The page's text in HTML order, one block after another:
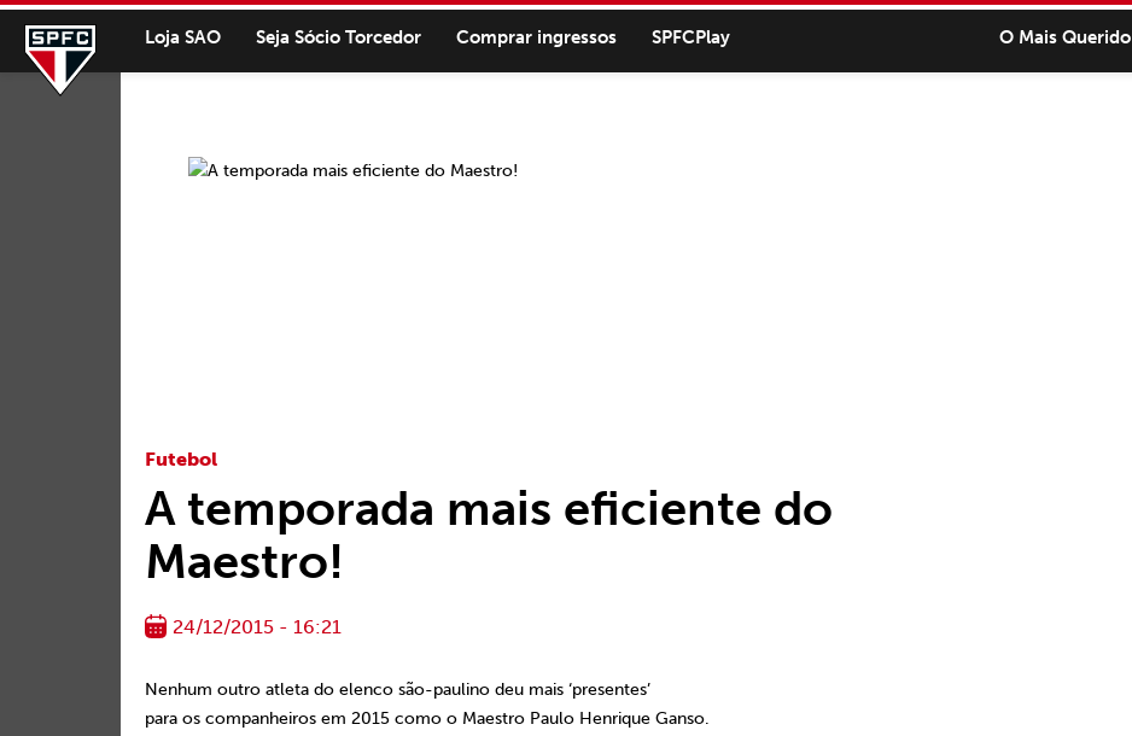
Loja SAO Seja Sócio Torcedor Comprar ingressos SPFCPlay O Mais Querido
Futebol
A temporada mais eficiente do
Maestro!
24/12/2015 - 16:21
Nenhum outro atleta do elenco são-paulino deu mais ‘presentes’
para os companheiros em 2015 como o Maestro Paulo Henrique Ganso.